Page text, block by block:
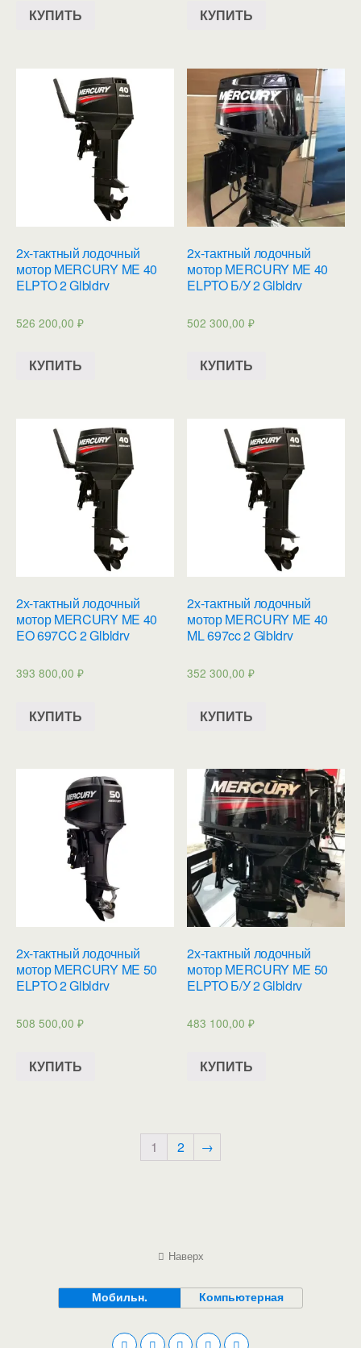
КУПИТЬ КУПИТЬ
2х-тактный лодочный
мотор MERCURY ME 40
ELPTO 2 Glbldrv
526 200,00 ₽
КУПИТЬ
2х-тактный лодочный
мотор MERCURY ME 40
ELPTO Б/У 2 Glbldrv
502 300,00₽
КУПИТЬ
2х-тактный лодочный
мотор MERCURY ME 40
EO 697CC 2 Glbldrv
393 800,00 ₽
КУПИТЬ
2х-тактный лодочный
мотор MERCURY ME 40
ML 697cc 2 Glbldrv
352 300,00₽
КУПИТЬ
2х-тактный лодочный
мотор MERCURY ME 50
ELPTO 2 Glbldrv
508 500,00 ₽
КУПИТЬ
2х-тактный лодочный
мотор MERCURY ME 50
ELPTO Б/У 2 Glbldrv
483 100,00₽
КУПИТЬ
1 2 →
Наверх
Мобильн. Компьютерная